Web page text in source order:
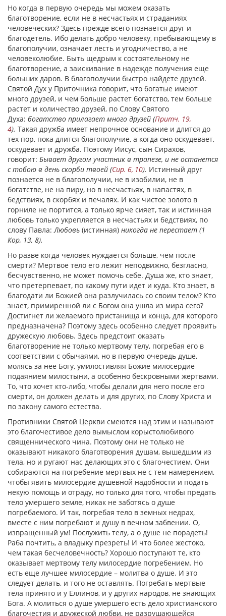
Но когда в первую очередь мы можем оказать
благотворение, если не в несчастьях и страданиях
человеческих? Здесь прежде всего познается друг и
благодетель. Ибо делать добро человеку, пребывающему в
благополучии, означает лесть и угодничество, а не
человеколюбие. Быть щедрым к состоятельному не
благотворение, а заискивание в надежде получения еще
больших даров. В благополучии быстро найдете друзей.
Святой Дух у Приточника говорит, что богатые имеют
много друзей, и чем больше растет богатство, тем больше
растет и количество друзей, по Слову Святого
Духа: богатство прилагает много друзей (Притч. 19,
4). Такая дружба имеет непрочное основание и длится до
тех пор, пока длится благополучие, а когда оно оскудевает,
оскудевает и дружба. Поэтому Иисус, сын Сирахов,
говорит: Бывает другом участник в трапезе, и не останется
с тобою в день скорби твоей (Сир. 6, 10). Истинный друг
познается не в благополучии, не в изобилии, не в
богатстве, не на пиру, но в несчастьях, в напастях, в
бедствиях, в скорбях и печалях. И как чистое золото в
горниле не портится, а только ярче сияет, так и истинная
любовь только укрепляется в несчастьях и бедствиях, по
слову Павла:Любовь (истинная) никогда не перестает (1
Кор, 13, 8).
Но разве когда человек нуждается больше, чем после
смерти? Мертвое тело его лежит неподвижно, безгласно,
бесчувственно, не может помочь себе. Душа же, кто знает,
что претерпевает, по какому пути идет и куда. Кто знает, в
благодати ли Божией она разлучилась со своим телом? Кто
знает, примиренной ли с Богом она ушла из мира сего?
Достигнет ли желаемого пристанища и конца, для которого
предназначена? Поэтому здесь особенно следует проявить
дружескую любовь. Здесь предстоит оказать
благотворение не только мертвому телу, погребая его в
соответствии с обычаями, но в первую очередь душе,
молясь за нее Богу, умилостивляя Божие милосердие
подаянием милостыни, а особенно бескровными жертвами.
То, что хочет кто-либо, чтобы делали для него после его
смерти, он должен делать и для других, по Слову Христа и
по закону самого естества.
Противники Святой Церкви смеются над этим и называют
это благочестивое дело вымыслом корыстолюбивого
священнического чина. Поэтому они не только не
оказывают никакого благотворения душам, вышедшим из
тела, но и ругают нас делающих это с благочестием. Они
собираются на погребение мертвых не с тем намерением,
чтобы явить милосердие душевной надобности и подать
некую помощь и отраду, но только для того, чтобы предать
тело умершего земле, никак не заботясь о душе
погребаемого. И так, погребая тело в земных недрах,
вместе с ним погребают и душу в вечном забвении. О,
извращенный ум! Послужить телу, а о душе не порадеть!
Раба почтить, а владыку презреть! И что более жестоко,
чем такая бесчеловечность? Хорошо поступают те, кто
оказывает мертвому телу милосердие погребением. Но
есть еще лучшее милосердие – молитва о душе. И это
следует делать, и того не оставлять. Погребать мертвые
тела принято и у Еллинов, и у других народов, не знающих
Бога. А молиться о душе умершего есть дело христианского
благочестия и дружеской любви, не разрушающейся